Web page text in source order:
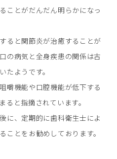
ことがだんだん明らかになっ
ると関節炎が治癒することが
の病気と全身疾患の関係は古
たようです。
嚼機能や口腔機能が低下する
ると指摘されています。
に、定期的に歯科衛生士によ
ことをお勧めしております。